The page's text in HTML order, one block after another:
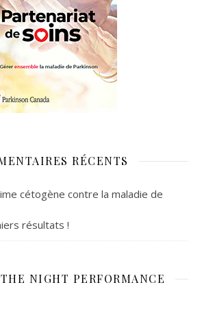
RÉCENTS
cétogène contre la maladie de
résultats !
NIGHT PERFORMANCE